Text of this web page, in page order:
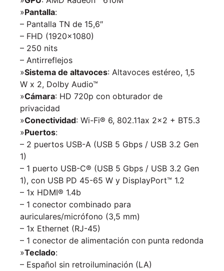
»Pantalla:
– Pantalla TN de 15,6″
– FHD (1920×1080)
– 250 nits
– Antirreflejos
»Sistema de altavoces: Altavoces estéreo, 1,5
W x 2, Dolby Audio™
»Cámara: HD 720p con obturador de
privacidad
»Conectividad: Wi-Fi® 6, 802.11ax 2×2 + BT5.3
»Puertos:
– 2 puertos USB-A (USB 5 Gbps / USB 3.2 Gen
1)
– 1 puerto USB-C® (USB 5 Gbps / USB 3.2 Gen
1), con USB PD 45-65 W y DisplayPort™ 1.2
– 1x HDMI® 1.4b
– 1 conector combinado para
auriculares/micrófono (3,5 mm)
– 1x Ethernet (RJ-45)
– 1 conector de alimentación con punta redonda
»Teclado:
– Español sin retroiluminación (LA)